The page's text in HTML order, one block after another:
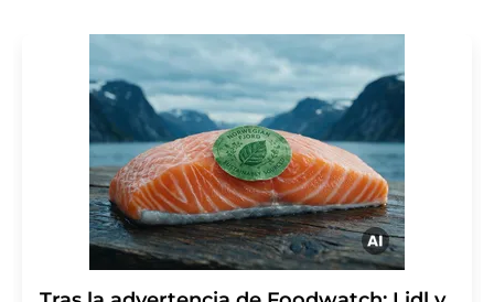
de indicar los motivos informando por correo postal a
LUMITOS AG, Ernst-Augustin-Str. 2, 12489 Berlín
(Alemania) o por correo electrónico a
revoke@lumitos.com. Además, en cada correo
electrónico se incluye un enlace para anular la
suscripción al boletín informativo correspondiente.